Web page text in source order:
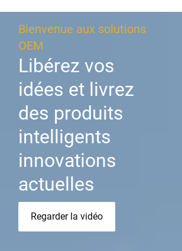
Bienvenue aux solutions
OEM
Libérez vos
idées et livrez
des produits
intelligents
innovations
actuelles
Regarder la vidéo